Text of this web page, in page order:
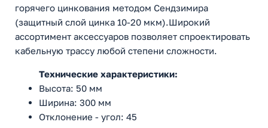
горячего цинкования методом Сендзимира
(защитный слой цинка 10-20 мкм).Широкий
ассортимент аксессуаров позволяет спроектировать
кабельную трассу любой степени сложности.
Технические характеристики:
Высота: 50 мм
Ширина: 300 мм
Отклонение - угол: 45